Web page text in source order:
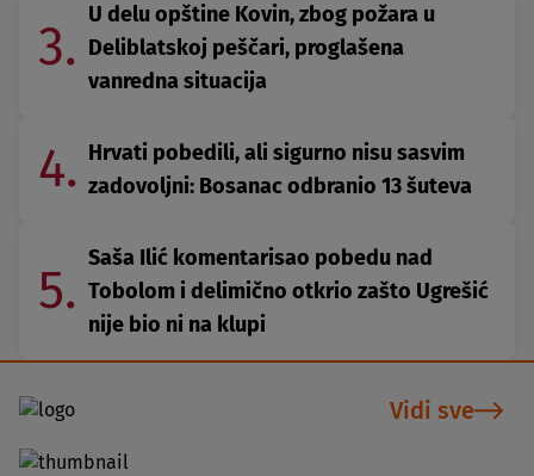
3.
U delu opštine Kovin, zbog požara u
Deliblatskoj peščari, proglašena
vanredna situacija
4. Hrvati pobedili, ali sigurno nisu sasvim
zadovoljni: Bosanac odbranio 13 šuteva
5.
Saša Ilić komentarisao pobedu nad
Tobolom i delimično otkrio zašto Ugrešić
nije bio ni na klupi
Vidi sve